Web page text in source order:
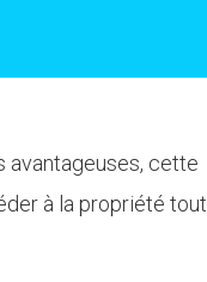
avantageuses, cette
à la propriété tout